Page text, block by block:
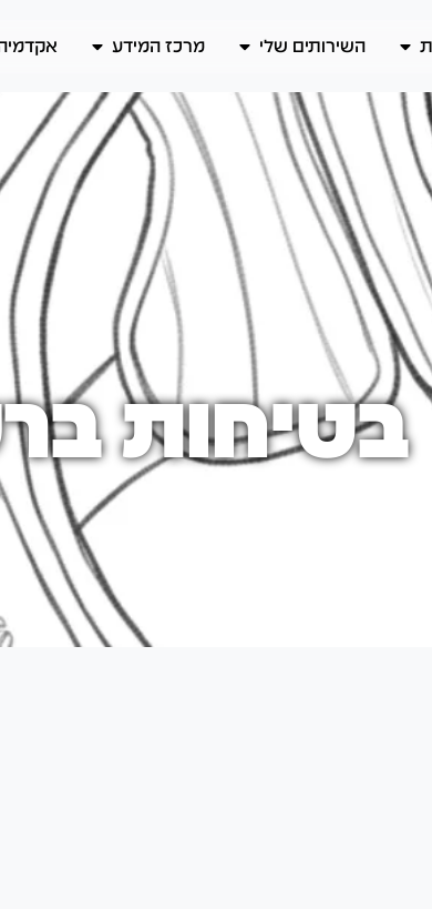
השירותים שלי מרכז המידע
בטיחות